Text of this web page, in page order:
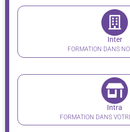
Inter
FORMATION DANS
Intra
FORMATION DANS